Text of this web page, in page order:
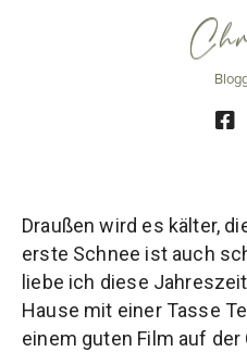
Draußen wird es kälter,
erste Schnee ist auch
liebe ich diese
Hause mit einer Tasse
einem guten Film auf